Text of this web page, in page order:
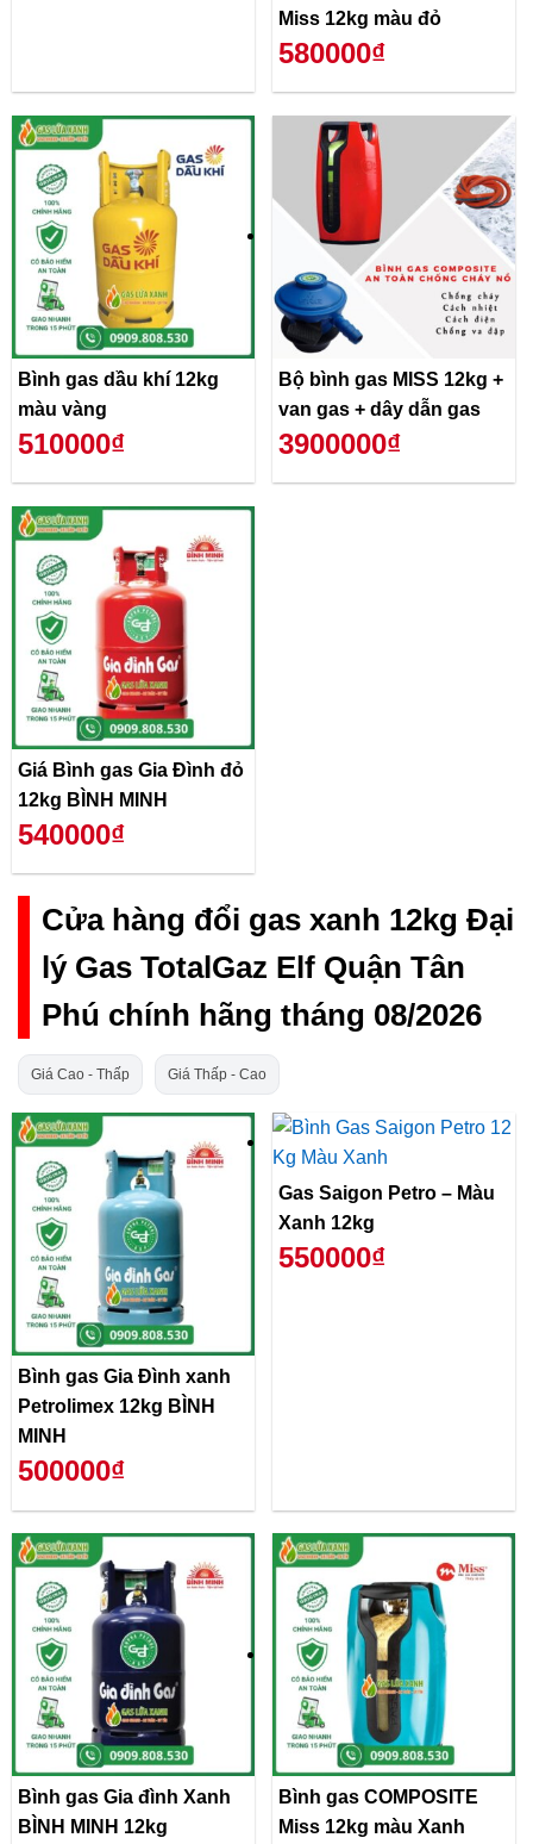
Miss 12kg màu đỏ
580000₫
Bình gas dầu khí 12kg
màu vàng
510000₫
Bộ bình gas MISS 12kg +
van gas + dây dẫn gas
3900000₫
Giá Bình gas Gia Đình đỏ
12kg BÌNH MINH
540000₫
Cửa hàng đổi gas xanh 12kg Đại
lý Gas TotalGaz Elf Quận Tân
Phú chính hãng tháng 08/2026
Giá Cao - Thấp Giá Thấp - Cao
Bình gas Gia Đình xanh
Petrolimex 12kg BÌNH
MINH
500000₫
Gas Saigon Petro – Màu
Xanh 12kg
550000₫
Bình gas Gia đình Xanh
BÌNH MINH 12kg
Bình gas COMPOSITE
Miss 12kg màu Xanh